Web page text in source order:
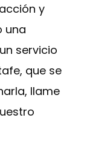
y
una
servicio
que se
llame